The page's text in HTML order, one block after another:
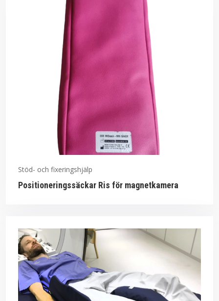
Stöd- och fixeringshjälp
Positioneringssäckar Ris för magnetkamera